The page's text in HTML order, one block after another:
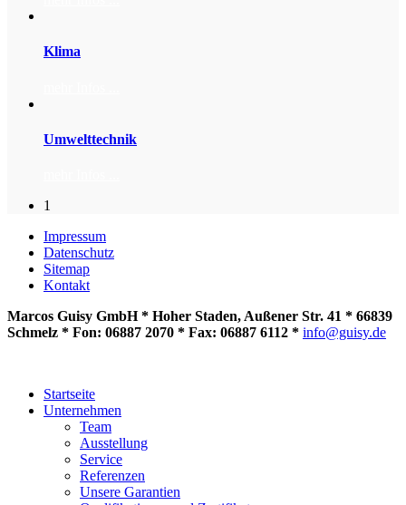
Klima
Umwelttechnik
1
Impressum
Datenschutz
Sitemap
Kontakt
Marcos Guisy GmbH * Hoher Staden, Außener Str. 41 * 66839
Schmelz * Fon: 06887 2070 * Fax: 06887 6112 * info@guisy.de
Startseite
Unternehmen
Team
Ausstellung
Service
Referenzen
Unsere Garantien